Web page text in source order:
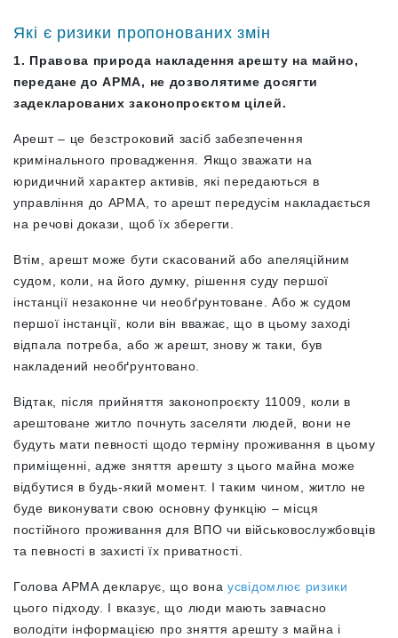
Які є ризики пропонованих змін
1. Правова природа накладення арешту на майно,
передане до АРМА, не дозволятиме досягти
задекларованих законопроєктом цілей.
Арешт – це безстроковий засіб забезпечення
кримінального провадження. Якщо зважати на
юридичний характер активів, які передаються в
управління до АРМА, то арешт передусім накладається
на речові докази, щоб їх зберегти.
Втім, арешт може бути скасований або апеляційним
судом, коли, на його думку, рішення суду першої
інстанції незаконне чи необґрунтоване. Або ж судом
першої інстанції, коли він вважає, що в цьому заході
відпала потреба, або ж арешт, знову ж таки, був
накладений необґрунтовано.
Відтак, після прийняття законопроєкту 11009, коли в
арештоване житло почнуть заселяти людей, вони не
будуть мати певності щодо терміну проживання в цьому
приміщенні, адже зняття арешту з цього майна може
відбутися в будь-який момент. І таким чином, житло не
буде виконувати свою основну функцію – місця
постійного проживання для ВПО чи військовослужбовців
та певності в захисті їх приватності.
Голова АРМА декларує, що вона усвідомлює ризики
цього підходу. І вказує, що люди мають завчасно
володіти інформацією про зняття арешту з майна і